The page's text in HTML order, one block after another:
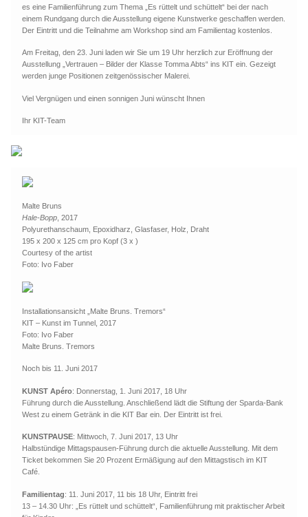
Geschenke
%Angebote%
es eine Familienführung zum Thema „Es rüttelt und schüttelt“ bei der nach
einem Rundgang durch die Ausstellung eigene Kunstwerke geschaffen werden.
Der Eintritt und die Teilnahme am Workshop sind am Familientag kostenlos.
Am Freitag, den 23. Juni laden wir Sie um 19 Uhr herzlich zur Eröffnung der
Ausstellung „Vertrauen – Bilder der Klasse Tomma Abts“ ins KIT ein. Gezeigt
werden junge Positionen zeitgenössischer Malerei.
Viel Vergnügen und einen sonnigen Juni wünscht Ihnen
Ihr KIT-Team
Malte Bruns
Hale-Bopp, 2017
Polyurethanschaum, Epoxidharz, Glasfaser, Holz, Draht
195 x 200 x 125 cm pro Kopf (3 x )
Courtesy of the artist
Foto: Ivo Faber
Installationsansicht „Malte Bruns. Tremors“
KIT – Kunst im Tunnel, 2017
Foto: Ivo Faber
Malte Bruns. Tremors
Noch bis 11. Juni 2017
KUNST Apéro: Donnerstag, 1. Juni 2017, 18 Uhr
Führung durch die Ausstellung. Anschließend lädt die Stiftung der Sparda-Bank
West zu einem Getränk in die KIT Bar ein. Der Eintritt ist frei.
KUNSTPAUSE: Mittwoch, 7. Juni 2017, 13 Uhr
Halbstündige Mittagspausen-Führung durch die aktuelle Ausstellung. Mit dem
Ticket bekommen Sie 20 Prozent Ermäßigung auf den Mittagstisch im KIT
Café.
Familientag: 11. Juni 2017, 11 bis 18 Uhr, Eintritt frei
13 – 14.30 Uhr: „Es rüttelt und schüttelt“, Familienführung mit praktischer Arbeit